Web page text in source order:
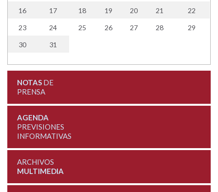
16 17 18 19 20 21 22
23 24 25 26 27 28 29
30 31
NOTASDE
PRENSA
AGENDA
PREVISIONES
INFORMATIVAS
ARCHIVOS
MULTIMEDIA